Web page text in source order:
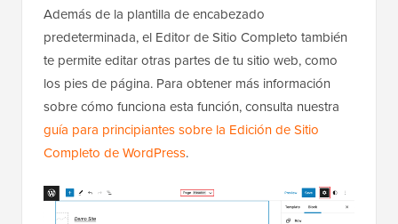
Además de la plantilla de encabezado
predeterminada, el Editor de Sitio Completo también
te permite editar otras partes de tu sitio web, como
los pies de página. Para obtener más información
sobre cómo funciona esta función, consulta nuestra
guía para principiantes sobre la Edición de Sitio
Completo de WordPress.